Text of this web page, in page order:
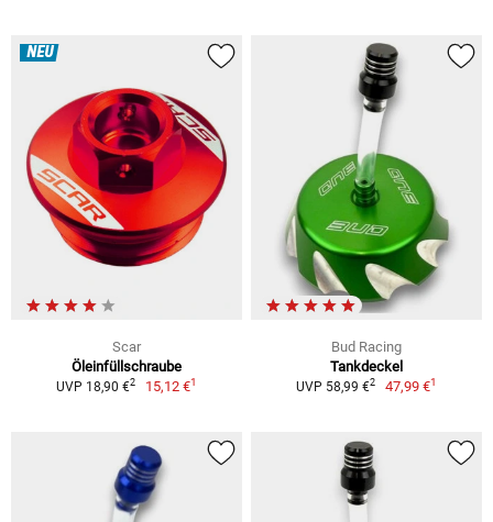
NEU
Scar
Öleinfüllschraube
UVP 18,90 €2 15,12 €1
Bud Racing
Tankdeckel
UVP 58,99 €2 47,99 €1